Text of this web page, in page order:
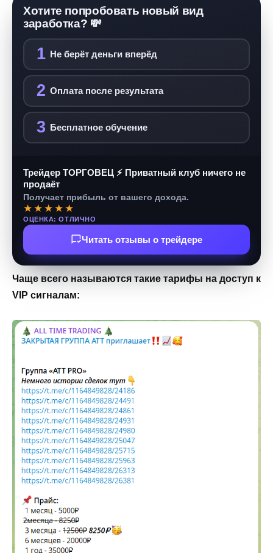
Хотите попробовать новый вид
заработка? 💸
1 Не берёт деньги вперёд
2 Оплата после результата
3 Бесплатное обучение
Трейдер ТОРГОВЕЦ ⚡ Приватный клуб ничего не
продаёт
Получает прибыль от вашего дохода.
★★★★★
ОЦЕНКА: ОТЛИЧНО
Читать отзывы о трейдере
Чаще всего называются такие тарифы на доступ к
VIP сигналам: